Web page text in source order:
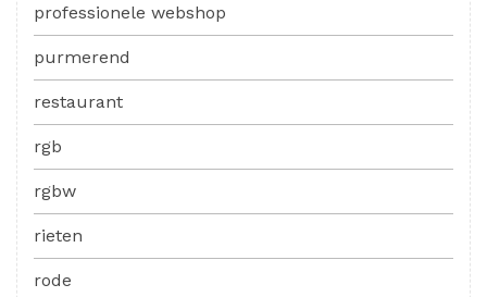
professionele webshop
purmerend
restaurant
rgb
rgbw
rieten
rode